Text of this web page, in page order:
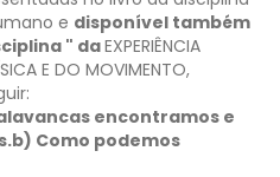
e disponível também
" daEXPERIÊNCIA
E DO MOVIMENTO,
encontramos e
​b) Como podemos